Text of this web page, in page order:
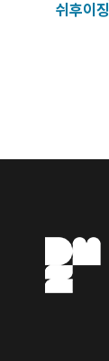
쉬후이징